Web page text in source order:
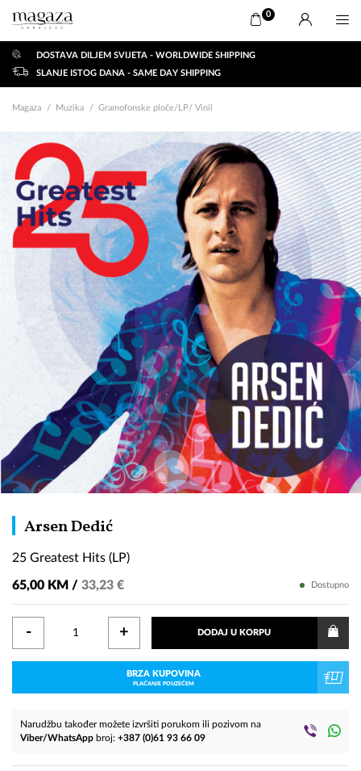
0
DOSTAVA DILJEM SVIJETA - WORLDWIDE SHIPPING
SLANJE ISTOG DANA - SAME DAY SHIPPING
Magaza Muzika Gramofonske ploče/LP/ Vinil
Arsen Dedić25
Greatest
Hits
(LP)
25 Greatest Hits (LP)
65,00 KM / 33,23 € Dostupno
- + DODAJ U KORPU
BRZA KUPOVINA
PLAĆANJE POUZEĆEM
Narudžbu također možete izvršiti porukom ili pozivom na
Viber/WhatsApp broj: +387 (0)61 93 66 09